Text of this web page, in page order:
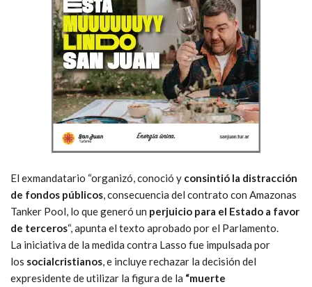
El exmandatario “organizó, conoció y consintió la distracción
de fondos públicos, consecuencia del contrato con Amazonas
Tanker Pool, lo que generó un perjuicio para el Estado a favor
de terceros“, apunta el texto aprobado por el Parlamento.
La iniciativa de la medida contra Lasso fue impulsada por
los socialcristianos, e incluye rechazar la decisión del
expresidente de utilizar la figura de la “muerte